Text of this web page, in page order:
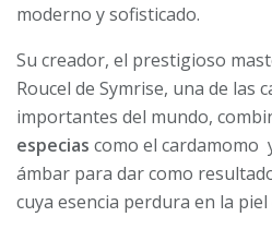
moderno y sofisticado.
Su creador, el prestigioso
Roucel de Symrise, una de las
importantes del mundo,
especias como el cardamomo
ámbar para dar como
cuya esencia perdura en la